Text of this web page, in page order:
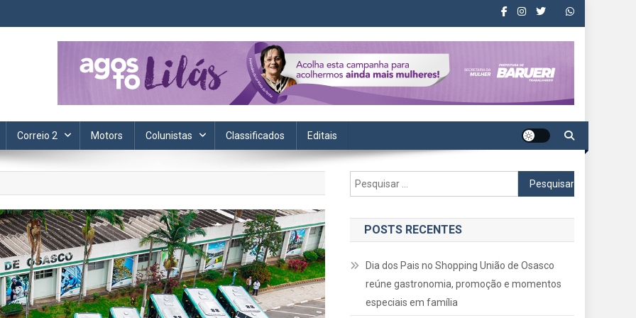
Informação, política, saúde, economia, esportes e cotidiano.
Correio 2 Motors Colunistas Classificados Editais
Pesquisar
por:
POSTS RECENTES
Dia dos Pais no Shopping União de Osasco
reúne gastronomia, promoção e momentos
especiais em família